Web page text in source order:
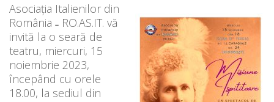
Asociaţia Italienilor din
România ˗ RO.AS.IT. vă
invită la o seară de
teatru, miercuri, 15
noiembrie 2023,
începând cu orele
18.00, la sediul din